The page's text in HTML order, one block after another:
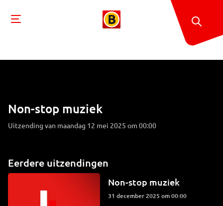
Non-stop muziek
Uitzending van maandag 12 mei 2025 om 00:00
Eerdere uitzendingen
Non-stop muziek
31 december 2025 om 00:00